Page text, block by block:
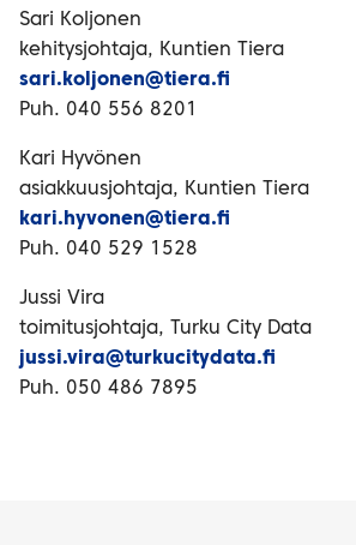
Sari Koljonen
kehitysjohtaja, Kuntien Tiera
sari.koljonen@tiera.fi
Puh. 040 556 8201
Kari Hyvönen
asiakkuusjohtaja, Kuntien Tiera
kari.hyvonen@tiera.fi
Puh. 040 529 1528
Jussi Vira
toimitusjohtaja, Turku City Data
jussi.vira@turkucitydata.fi
Puh. 050 486 7895